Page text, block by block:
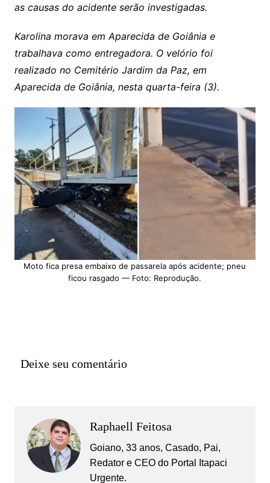
as causas do acidente serão investigadas.
Karolina morava em Aparecida de Goiânia e
trabalhava como entregadora. O velório foi
realizado no Cemitério Jardim da Paz, em
Aparecida de Goiânia, nesta quarta-feira (3).
Moto fica presa embaixo de passarela após acidente; pneu
ficou rasgado — Foto: Reprodução.
Deixe seu comentário
Raphaell Feitosa
Goiano, 33 anos, Casado, Pai,
Redator e CEO do Portal Itapaci
Urgente.